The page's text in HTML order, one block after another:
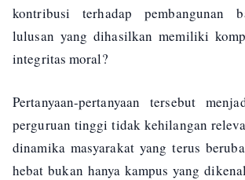
kontribusi terhadap pembangunan
lulusan yang dihasilkan memiliki
integritas moral?
Pertanyaan-pertanyaan tersebut
perguruan tinggi tidak kehilangan
dinamika masyarakat yang terus
hebat bukan hanya kampus yang